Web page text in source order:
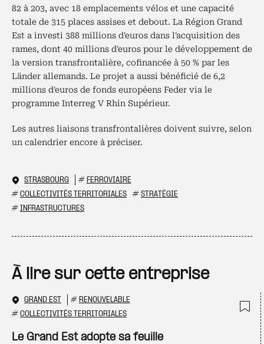
82 à 203, avec 18 emplacements vélos et une capacité
totale de 315 places assises et debout. La Région Grand
Est a investi 388 millions d'euros dans l'acquisition des
rames, dont 40 millions d'euros pour le développement de
la version transfrontalière, cofinancée à 50 % par les
Länder allemands. Le projet a aussi bénéficié de 6,2
millions d'euros de fonds européens Feder via le
programme Interreg V Rhin Supérieur.
Les autres liaisons transfrontalières doivent suivre, selon
un calendrier encore à préciser.
STRASBOURG # FERROVIAIRE
# COLLECTIVITÉS TERRITORIALES # STRATÉGIE
# INFRASTRUCTURES
À lire sur cette entreprise
GRAND EST # RENOUVELABLE
# COLLECTIVITÉS TERRITORIALES
Le Grand Est adopte sa feuille